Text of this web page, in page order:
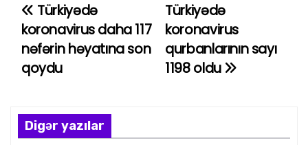
Y
a
z
n
Türkiyədə
koronavirus
qurbanlarının sayı
1198 oldu
Türkiyədə
koronavirus daha 117
nəfərin həyatına son
qoydu
Digər yazılar